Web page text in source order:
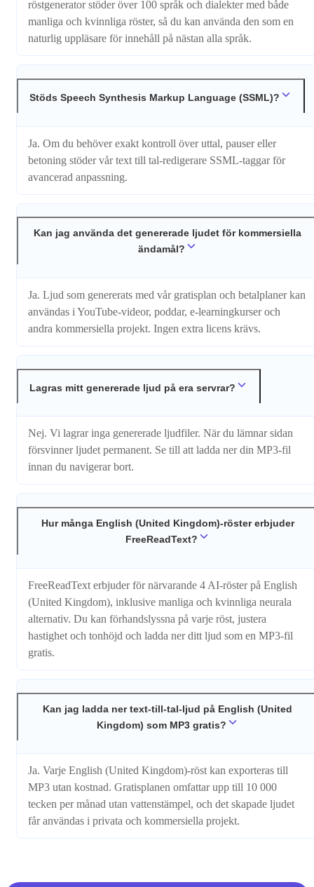
röstgenerator stöder över 100 språk och dialekter med både
manliga och kvinnliga röster, så du kan använda den som en
naturlig uppläsare för innehåll på nästan alla språk.
Stöds Speech Synthesis Markup Language (SSML)?
Ja. Om du behöver exakt kontroll över uttal, pauser eller
betoning stöder vår text till tal-redigerare SSML-taggar för
avancerad anpassning.
Kan jag använda det genererade ljudet för kommersiella
ändamål?
Ja. Ljud som genererats med vår gratisplan och betalplaner kan
användas i YouTube-videor, poddar, e-learningkurser och
andra kommersiella projekt. Ingen extra licens krävs.
Lagras mitt genererade ljud på era servrar?
Nej. Vi lagrar inga genererade ljudfiler. När du lämnar sidan
försvinner ljudet permanent. Se till att ladda ner din MP3-fil
innan du navigerar bort.
Hur många English (United Kingdom)-röster erbjuder
FreeReadText?
FreeReadText erbjuder för närvarande 4 AI-röster på English
(United Kingdom), inklusive manliga och kvinnliga neurala
alternativ. Du kan förhandslyssna på varje röst, justera
hastighet och tonhöjd och ladda ner ditt ljud som en MP3-fil
gratis.
Kan jag ladda ner text-till-tal-ljud på English (United
Kingdom) som MP3 gratis?
Ja. Varje English (United Kingdom)-röst kan exporteras till
MP3 utan kostnad. Gratisplanen omfattar upp till 10 000
tecken per månad utan vattenstämpel, och det skapade ljudet
får användas i privata och kommersiella projekt.